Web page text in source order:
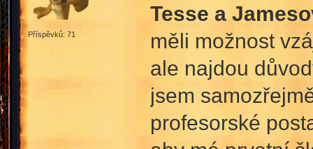
Příspěvků: 71
Tesse a
měli možnost
ale najdou
jsem
profesorské